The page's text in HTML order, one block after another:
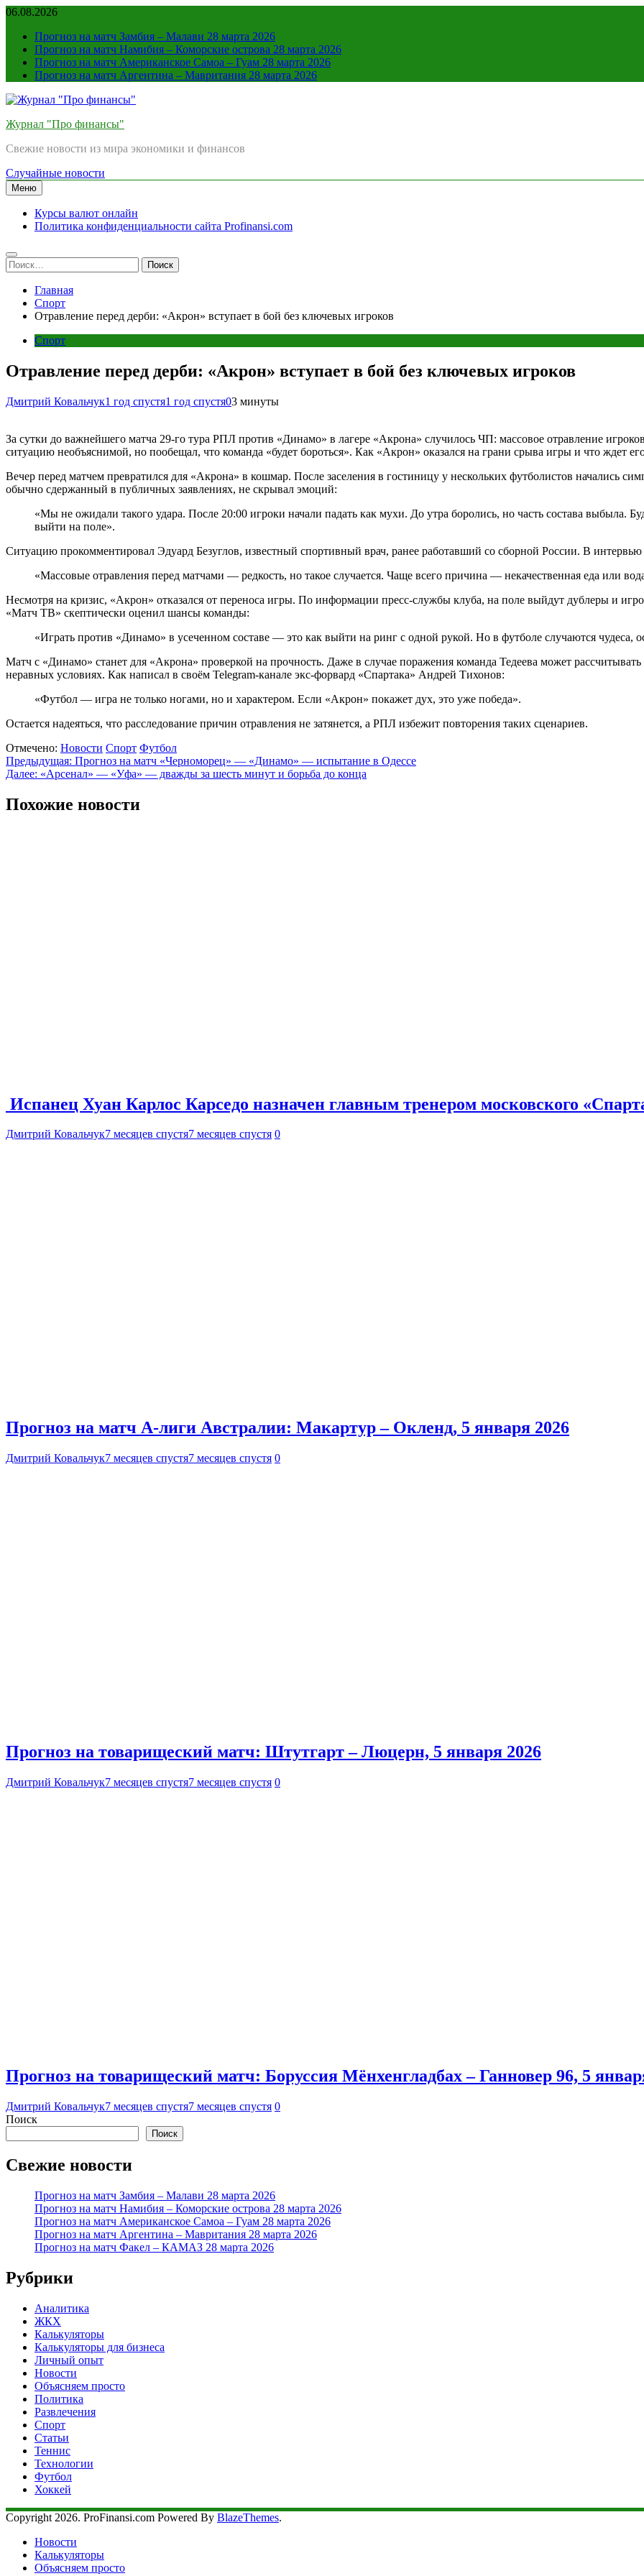
Перейти
содержимому
06.08.2026
Прогноз на матч Замбия – Малави 28 марта 2026
Прогноз на матч Намибия – Коморские острова 28 марта 2026
Прогноз на матч Американское Самоа – Гуам 28 марта 2026
Прогноз на матч Аргентина – Мавритания 28 марта 2026
Журнал "Про финансы"
Свежие новости из мира экономики и финансов
Случайные новости
Меню
Курсы валют онлайн
Политика конфиденциальности сайта Profinansi.com
Найти:
Главная
Спорт
Отравление перед дерби: «Акрон» вступает в бой без ключевых игроков
Спорт
Отравление перед дерби: «Акрон» вступает в бой без ключевых игроков
Дмитрий Ковальчук1 год спустя1 год спустя03 минуты
За сутки до важнейшего матча 29-го тура РПЛ против «Динамо» в лагере «Акрона» случилось ЧП: массовое отравление
ситуацию необъяснимой, но пообещал, что команда «будет бороться». Как «Акрон» оказался на грани срыва игры и что ждет
Вечер перед матчем превратился для «Акрона» в кошмар. После заселения в гостиницу у нескольких футболистов начались
обычно сдержанный в публичных заявлениях, не скрывал эмоций:
«Мы не ожидали такого удара. После 20:00 игроки начали падать как мухи. До утра боролись, но часть состава выбыла.
выйти на поле».
Ситуацию прокомментировал Эдуард Безуглов, известный спортивный врач, ранее работавший со сборной России. В
«Массовые отравления перед матчами — редкость, но такое случается. Чаще всего причина — некачественная еда или
Несмотря на кризис, «Акрон» отказался от переноса игры. По информации пресс-службы клуба, на поле выйдут дублеры и
«Матч ТВ» скептически оценил шансы команды:
«Играть против «Динамо» в усеченном составе — это как выйти на ринг с одной рукой. Но в футболе случаются чудеса,
Матч с «Динамо» станет для «Акрона» проверкой на прочность. Даже в случае поражения команда Тедеева может
неравных условиях. Как написал в своём Telegram-канале экс-форвард «Спартака» Андрей Тихонов:
«Футбол — игра не только ногами, но и характером. Если «Акрон» покажет дух, это уже победа».
Остается надеяться, что расследование причин отравления не затянется, а РПЛ избежит повторения таких сценариев.
Отмечено: Новости Спорт Футбол
Навигация
по
записям
Предыдущая: Прогноз на матч «Черноморец» — «Динамо» — испытание в Одессе
Далее: «Арсенал» — «Уфа» — дважды за шесть минут и борьба до конца
Похожие новости
Испанец Хуан Карлос Карседо назначен главным тренером московского
Дмитрий Ковальчук7 месяцев спустя7 месяцев спустя 0
Прогноз на матч А-лиги Австралии: Макартур – Окленд, 5 января 2026
Дмитрий Ковальчук7 месяцев спустя7 месяцев спустя 0
Прогноз на товарищеский матч: Штутгарт – Люцерн, 5 января 2026
Дмитрий Ковальчук7 месяцев спустя7 месяцев спустя 0
Прогноз на товарищеский матч: Боруссия Мёнхенгладбах – Ганновер 96, 5
Дмитрий Ковальчук7 месяцев спустя7 месяцев спустя 0
Поиск
Поиск
Свежие новости
Прогноз на матч Замбия – Малави 28 марта 2026
Прогноз на матч Намибия – Коморские острова 28 марта 2026
Прогноз на матч Американское Самоа – Гуам 28 марта 2026
Прогноз на матч Аргентина – Мавритания 28 марта 2026
Прогноз на матч Факел – КАМАЗ 28 марта 2026
Рубрики
Аналитика
ЖКХ
Калькуляторы
Калькуляторы для бизнеса
Личный опыт
Новости
Объясняем просто
Политика
Развлечения
Спорт
Статьи
Теннис
Технологии
Футбол
Хоккей
Copyright 2026. ProFinansi.com Powered By BlazeThemes.
Новости
Калькуляторы
Объясняем просто